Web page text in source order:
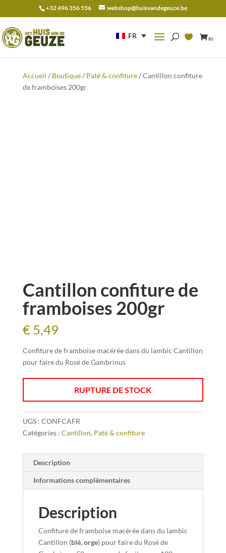
+32 496 356 556 webshop@huisvandegeuze.be
FR (0)
pour :
Accueil / Boutique/ Paté & confiture/ Cantillon confiture
de framboises 200gr
Cantillon confiture de
framboises 200gr
€5,49
Confiture de framboise macérée dans du lambic Cantillon
pour faire du Rosé de Gambrinus
RUPTURE DE STOCK
UGS : CONFCAFR
Catégories : Cantillon, Paté & confiture
Description
Informations complémentaires
Description
Confiture de framboise macérée dans du lambic
Cantillon (blé, orge) pour faire du Rosé de